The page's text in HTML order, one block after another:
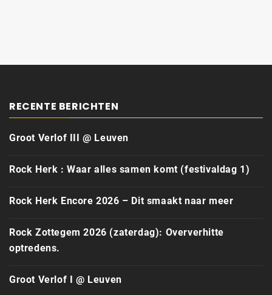
RECENTE BERICHTEN
Groot Verlof III @ Leuven
Rock Herk : Waar alles samen komt (festivaldag 1)
Rock Herk Encore 2026 – Dit smaakt naar meer
Rock Zottegem 2026 (zaterdag): Oververhitte
optredens.
Groot Verlof I @ Leuven